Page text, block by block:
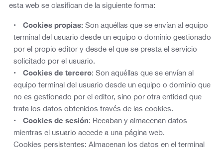
esta web se clasifican de la siguiente forma:
Cookies propias:Son aquéllas que se envían al equipo
terminal del usuario desde un equipo o dominio gestionado
por el propio editor y desde el que se presta el servicio
solicitado por el usuario.
Cookies de tercero: Son aquéllas que se envían al
equipo terminal del usuario desde un equipo o dominio que
no es gestionado por el editor, sino por otra entidad que
trata los datos obtenidos través de las cookies.
Cookies de sesión: Recaban y almacenan datos
mientras el usuario accede a una página web.
Cookies persistentes: Almacenan los datos en el terminal